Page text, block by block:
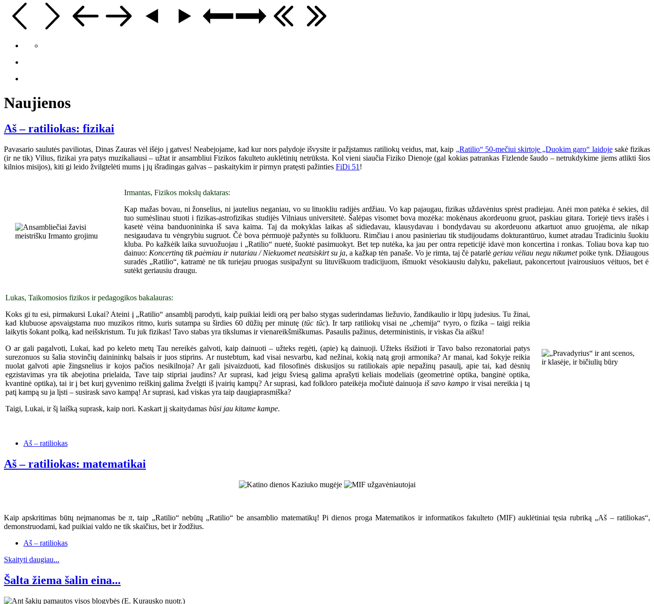
Naujienos
Aš – ratiliokas: fizikai
Pavasario saulutės paviliotas, Dinas Zauras vėl išėjo į gatves! Neabejojame, kad kur nors palydoje išvysite ir pažįstamus ratiliokų veidus, mat, kaip „Ratilio“ 50-mečiui skirtoje „Duokim garo“ laidojesakė fizikas
(ir ne tik) Vilius, fizikai yra patys muzikaliausi – užtat ir ansambliui Fizikos fakulteto auklėtinių netrūksta. Kol vieni siaučia Fiziko Dienoje (gal kokias patrankas Fizlende šaudo – netrukdykime jiems atlikti šios
kilnios misijos), kiti gi leido žvilgtelėti mums į jų išradingas galvas – paskaitykim ir pirmyn pratęsti pažinties FiDi 51 !
Irmantas, Fizikos mokslų daktaras:
Kap mažas bovau, ni žonselius, ni jautelius neganiau, vo su lituokliu radijės ardžiau. Vo kap pajaugau, fizikas uždavėnius sprėst pradiejau. Anėi mon patėka ė sekies, dil
tuo sumėslinau stuoti i fizikas-astrofizikas studijės Vilniaus universitetė. Šalėpas visomet bova mozėka: mokėnaus akordeuonu gruot, paskiau gitara. Toriejė tievs irašės i
kasetė vėina banduonininka iš sava kaima. Taj da mokyklas laikas aš sidiedavau, klausydavau i bondydavau su akordeuonu atkartuot anuo gruojėma, ale nikap
nesigaudava tu vėngrybiu sugruot. Čė bova pėrmuojė pažyntės su folkluoru. Rimčiau i anou pasinieriau tik studijoudams dokturantūruo, kumet atradau Tradiciniu šuokiu
kluba. Po kažkėik laika suvuožuojau i „Ratilio“ nuetė, šuoktė pasimuokyt. Bet tep nutėka, ka jau per ontra repeticijė idavė mon koncertina i ronkas. Toliau bova kap tuo
dainuo: Koncertiną tik paėmiau ir nutariau / Niekuomet neatsiskirt su ja,a kažkap tėn panaše. Vo je rimta, taj čė patarlėgeriau vėliau negu nikumetpoike tynk. Džiaugous
suradės „Ratilio“, katramė ne tik turiejau pruogas susipažynt su lituviškuomtradicijuom, išmuokt vėsokiausiu dalyku, pakeliaut, pakoncertout įvairousiuos vėituos, bet ė
sutėkt geriausiu draugu.
Lukas, Taikomosios fizikos ir pedagogikos bakalauras:
Koks gi tu esi, pirmakursi Lukai? Ateini į „Ratilio“ ansamblį parodyti, kaip puikiai leidi orą per balso stygas suderindamas liežuvio, žandikaulio ir lūpų judesius. Tu žinai,
kad klubuose apsvaigstama nuo muzikos ritmo, kuris sutampa su širdies 60 dūžių per minutę (tūc tūc). Ir tarp ratiliokų visai ne „chemija“ tvyro, o fizika – taigi reikia
laikytis šokant polką, kad neišskristum. Tu juk fizikas! Tavo stabas yra tikslumas ir vienareikšmiškumas. Pasaulis pažinus, deterministinis, ir viskas čia aišku!
O ar gali pagalvoti, Lukai, kad po keleto metų Tau nereikės galvoti, kaip dainuoti – užteks regėti, (apie) ką dainuoji. Užteks išsižioti ir Tavo balso rezonatoriai patys
surezonuos su šalia stovinčių dainininkų balsais ir juos stiprins. Ar nustebtum, kad visai nesvarbu, kad nežinai, kokią natą groji armonika? Ar manai, kad šokyje reikia
nuolat galvoti apie žingsnelius ir kojos pačios nesikilnoja? Ar gali įsivaizduoti, kad filosofinės diskusijos su ratiliokais apie nepažinų pasaulį, apie tai, kad dėsnių
egzistavimas yra tik abejotina prielaida, Tave taip stipriai jaudins? Ar suprasi, kad jeigu šviesą galima aprašyti keliais modeliais (geometrinė optika, banginė optika,
kvantinė optika), tai ir į bet kurį gyvenimo reiškinį galima žvelgti iš įvairių kampų? Ar suprasi, kad folkloro pateikėja močiutė dainuoja iš savo kampoir visai nereikia į tą
patį kampą su ja lįsti – susirask savo kampą! Ar suprasi, kad viskas yra taip daugiaprasmiška?
Taigi, Lukai, ir šį laišką suprask, kaip nori. Kaskart jį skaitydamas būsi jau kitame kampe.
Aš – ratiliokas
Aš – ratiliokas: matematikai
Kaip apskritimas būtų neįmanomas be π, taip „Ratilio“ nebūtų „Ratilio“ be ansamblio matematikų! Pi dienos proga Matematikos ir informatikos fakulteto (MIF) auklėtiniai tęsia rubriką „Aš – ratiliokas“,
demonstruodami, kad puikiai valdo ne tik skaičius, bet ir žodžius.
Aš – ratiliokas
Skaityti daugiau...
Šalta žiema šalin eina...